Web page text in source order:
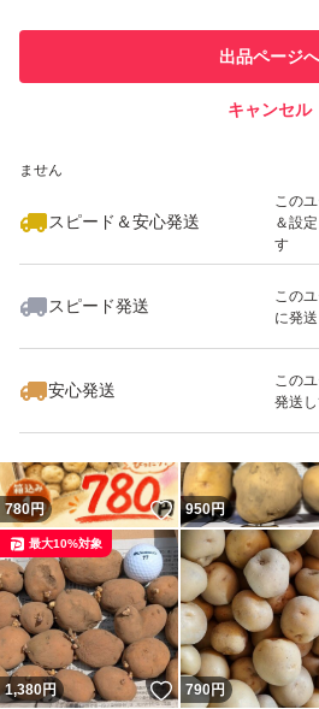
での取
ません
スピード＆安心発送
この
＆設
す
スピード発送
この
に発
安心発送
この
発送
出品ページへ
キャンセル
780円 いいね！
950円
1,380円 いいね！
最大10%対象
790円